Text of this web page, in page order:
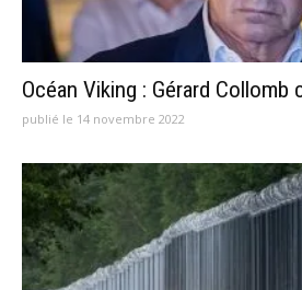
Océan Viking : Gérard Collomb
publié le 14 novembre 2022